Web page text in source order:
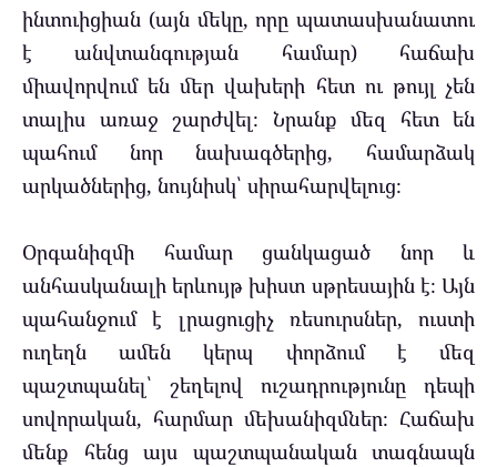
ինտուիցիան (այն մեկը, որը պատասխանատու
է անվտանգության համար) հաճախ
միավորվում են մեր վախերի հետ ու թույլ չեն
տալիս առաջ շարժվել։ Նրանք մեզ հետ են
պահում նոր նախագծերից, համարձակ
արկածներից, նույնիսկ՝ սիրահարվելուց։
Օրգանիզմի համար ցանկացած նոր և
անհասկանալի երևույթ խիստ սթրեսային է։ Այն
պահանջում է լրացուցիչ ռեսուրսներ, ուստի
ուղեղն ամեն կերպ փորձում է մեզ
պաշտպանել՝ շեղելով ուշադրությունը դեպի
սովորական, հարմար մեխանիզմներ։ Հաճախ
մենք հենց այս պաշտպանական տագնապն